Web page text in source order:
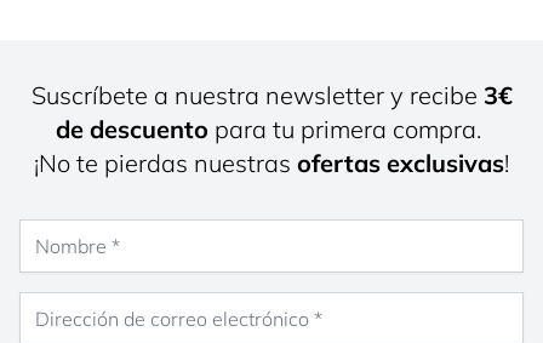
Suscríbete a nuestra newsletter y recibe 3€
de descuento para tu primera compra.
¡No te pierdas nuestras ofertas exclusivas!